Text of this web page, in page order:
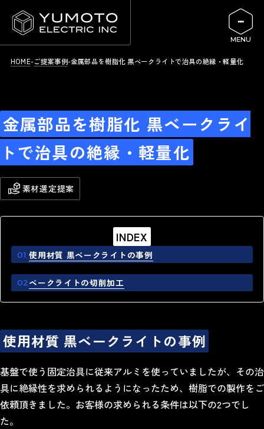
HOME ご提案事例 金属部品を樹脂化 黒ベークライトで治具の絶縁・軽量化
金属部品を樹脂化 黒ベークライ
トで治具の絶縁・軽量化
素材選定提案
INDEX
使用材質 黒ベークライトの事例
ベークライトの切削加工
使用材質 黒ベークライトの事例
基盤で使う固定治具に従来アルミを使っていましたが、その治
具に絶縁性を求められるようになったため、樹脂での製作をご
依頼頂きました。お客様の求められる条件は以下の2つでし
た。